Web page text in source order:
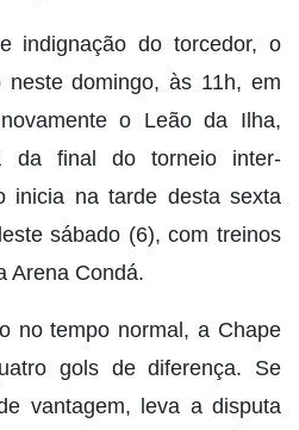
indignação do torcedor, o
domingo, às 11h, em
o Leão da Ilha,
da final do torneio inter-
inicia na tarde desta sexta
sábado (6), com treinos
Arena Condá.
no tempo normal, a Chape
gols de diferença. Se
vantagem, leva a disputa